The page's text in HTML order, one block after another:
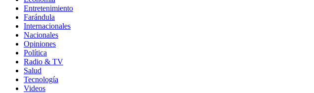
Entretenimiento
Farándula
Internacionales
Nacionales
Opiniones
Política
Radio & TV
Salud
Tecnología
Videos